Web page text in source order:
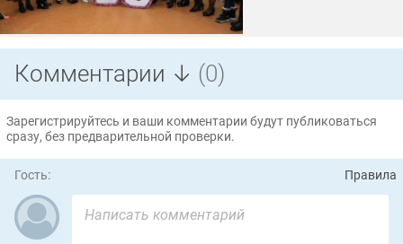
Комментарии ↓ (0)
Зарегистрируйтесь и ваши комментарии будут публиковаться
сразу, без предварительной проверки.
Гость: Правила